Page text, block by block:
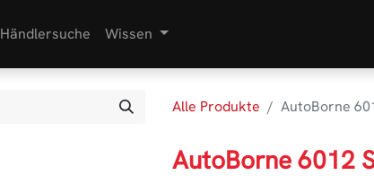
Händlersuche Wissen
Alle Produkte AutoBorne
AutoBorne 6012